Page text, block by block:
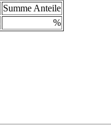
Summe Anteile
%